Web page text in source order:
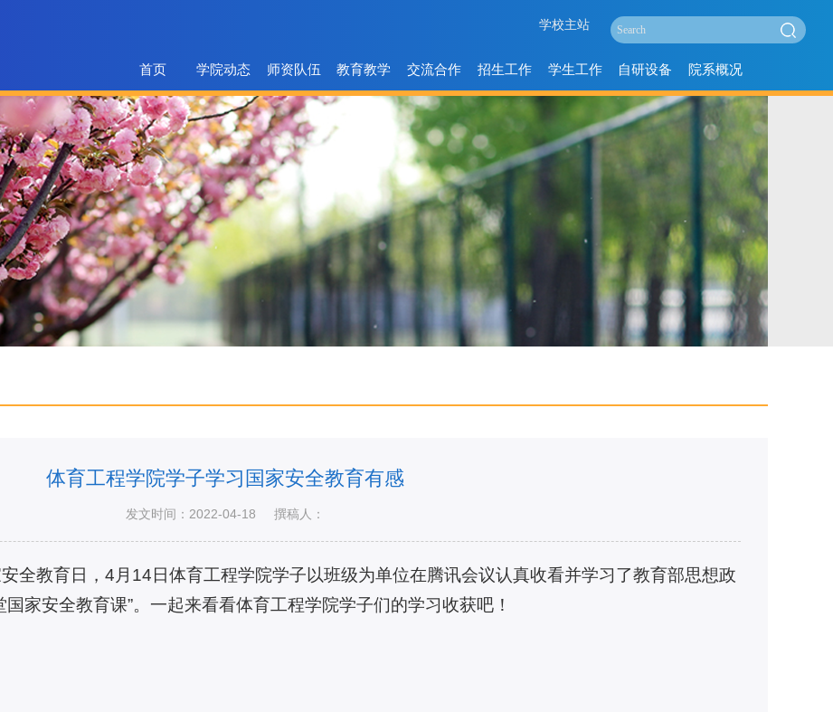
学校主站
首页 学院动态 师资队伍 教育教学 交流合作 招生工作 学生工作 自研设备 院系概况
体育工程学院学子学习国家安全教育有感
发文时间：2022-04-18 撰稿人：
全教育日，4月14日体育工程学院学子以班级为单位在腾讯会议认真收看并学习了教育部思想政
家安全教育课”。一起来看看体育工程学院学子们的学习收获吧！